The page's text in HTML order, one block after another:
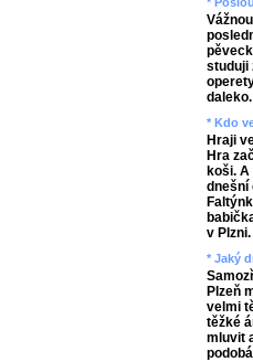
studuji
daleko.
* Kdo
Hraji
Hra
koši. A
dnešní
v
* Jaký
Plzeň
velmi
těžké
mluvit